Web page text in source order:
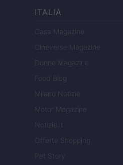
ITALIA
Casa Magazine
Cineverse Magazine
Donne Magazine
Food Blog
Milano Notizie
Motor Magazine
Notizie.it
Offerte Shopping
Pet Story